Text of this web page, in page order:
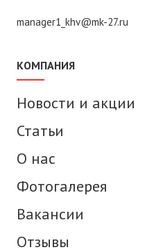
manager1_khv@mk-27.ru
КОМПАНИЯ
Новости и акции
Статьи
О нас
Фотогалерея
Вакансии
Отзывы